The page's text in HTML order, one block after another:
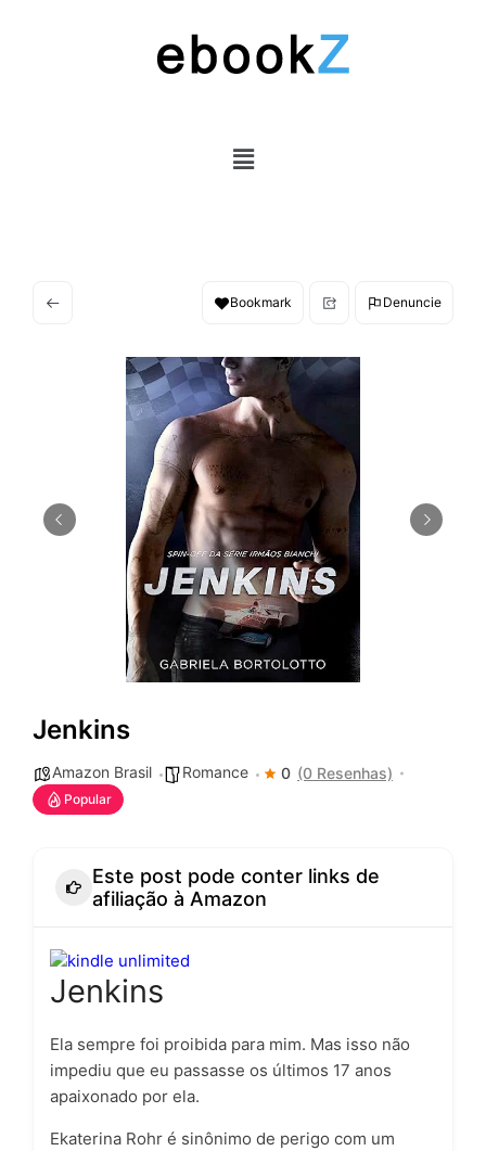
Bookmark Denuncie
Jenkins
Amazon Brasil Romance 0 (0 Resenhas)
Popular
Este post pode conter links de
afiliação à Amazon
Jenkins
Ela sempre foi proibida para mim. Mas isso não
impediu que eu passasse os últimos 17 anos
apaixonado por ela.
Ekaterina Rohr é sinônimo de perigo com um